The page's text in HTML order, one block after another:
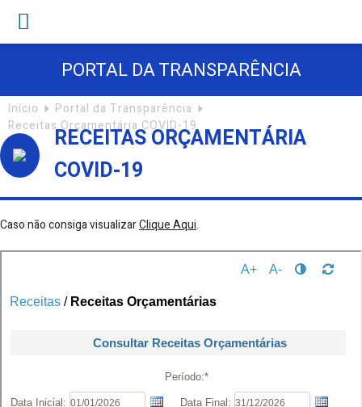
PORTAL DA TRANSPARÊNCIA
Início
Portal da Transparência
Receitas Orçamentária COVID-19
RECEITAS ORÇAMENTÁRIA
COVID-19
Caso não consiga visualizarClique Aqui.